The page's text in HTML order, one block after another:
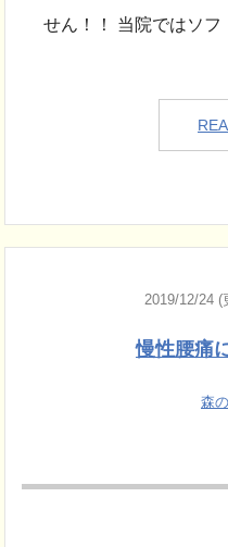
せん！！ 当院ではソフ
2019/12/24 (
慢性腰痛
森